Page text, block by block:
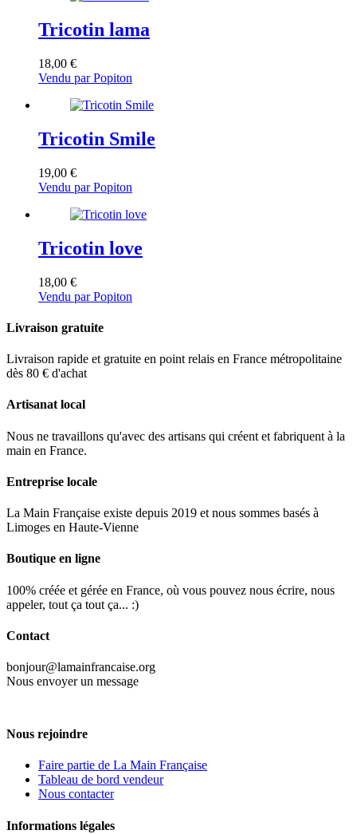
Tricotin lama
18,00 €
Vendu par Popiton
Tricotin Smile
19,00 €
Vendu par Popiton
Tricotin love
18,00 €
Vendu par Popiton
Livraison gratuite
Livraison rapide et gratuite en point relais en France métropolitaine
dès 80 € d'achat
Artisanat local
Nous ne travaillons qu'avec des artisans qui créent et fabriquent à la
main en France.
Entreprise locale
La Main Française existe depuis 2019 et nous sommes basés à
Limoges en Haute-Vienne
Boutique en ligne
100% créée et gérée en France, où vous pouvez nous écrire, nous
appeler, tout ça tout ça... :)
Contact
bonjour@lamainfrancaise.org
Nous envoyer un message
Nous rejoindre
Faire partie de La Main Française
Tableau de bord vendeur
Nous contacter
Informations légales